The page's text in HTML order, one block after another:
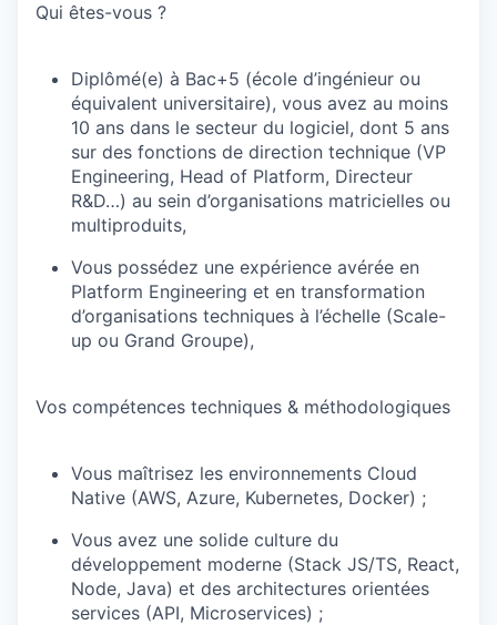
Qui êtes-vous ?
Diplômé(e) à Bac+5 (école d’ingénieur ou
équivalent universitaire), vous avez au moins
10 ans dans le secteur du logiciel, dont 5 ans
sur des fonctions de direction technique (VP
Engineering, Head of Platform, Directeur
R&D…) au sein d’organisations matricielles ou
multiproduits,
Vous possédez une expérience avérée en
Platform Engineering et en transformation
d’organisations techniques à l’échelle (Scale-
up ou Grand Groupe),
Vos compétences techniques & méthodologiques
Vous maîtrisez les environnements Cloud
Native (AWS, Azure, Kubernetes, Docker) ;
Vous avez une solide culture du
développement moderne (Stack JS/TS, React,
Node, Java) et des architectures orientées
services (API, Microservices) ;